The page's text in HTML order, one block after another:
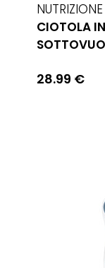
NUTRIZIONE
CIOTOLA
28.99 €